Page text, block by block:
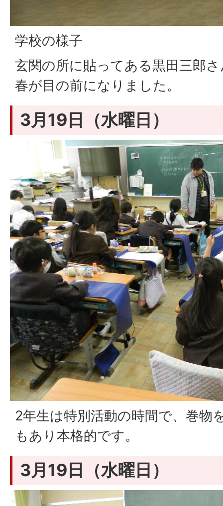
学校の様子
玄関の所に貼ってある黒田三郎
春が目の前になりました。
3月19日（水曜日）
2年生は特別活動の時間で、巻物
もあり本格的です。
3月19日（水曜日）